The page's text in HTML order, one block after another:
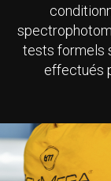
tests formels
effectués